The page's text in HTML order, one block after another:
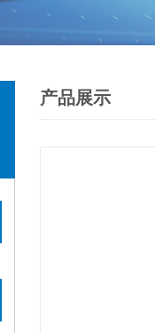
产品展示